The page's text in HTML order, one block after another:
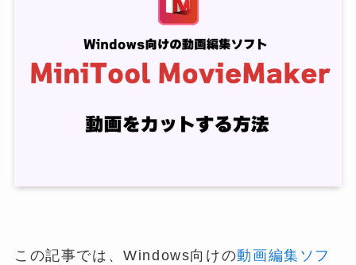
この記事では、Windows向けの動画編集ソフ